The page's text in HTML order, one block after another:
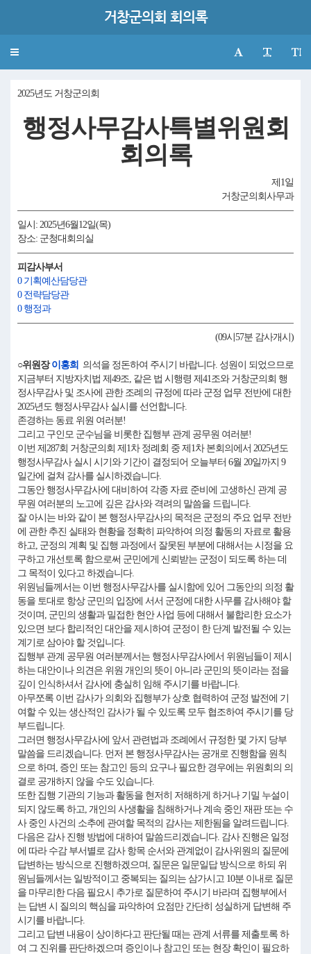
거창군의회 회의록
Toggle
2025년도 거창군의회
행정사무감사특별위원회
회의록
제1일
거창군의회사무과
일시: 2025년6월12일(목)
장소: 군청대회의실
피감사부서
0 기획예산담당관
0 전략담당관
0 행정과
(09시57분 감사개시)
○위원장이홍희 의석을 정돈하여 주시기 바랍니다. 성원이 되었으므로
지금부터 지방자치법 제49조, 같은 법 시행령 제41조와 거창군의회 행
정사무감사 및 조사에 관한 조례의 규정에 따라 군정 업무 전반에 대한
2025년도 행정사무감사 실시를 선언합니다.
존경하는 동료 위원 여러분!
그리고 구인모 군수님을 비롯한 집행부 관계 공무원 여러분!
이번 제287회 거창군의회 제1차 정례회 중 제1차 본회의에서 2025년도
행정사무감사 실시 시기와 기간이 결정되어 오늘부터 6월 20일까지 9
일간에 걸쳐 감사를 실시하겠습니다.
그동안 행정사무감사에 대비하여 각종 자료 준비에 고생하신 관계 공
무원 여러분의 노고에 깊은 감사와 격려의 말씀을 드립니다.
잘 아시는 바와 같이 본 행정사무감사의 목적은 군정의 주요 업무 전반
에 관한 추진 실태와 현황을 정확히 파악하여 의정 활동의 자료로 활용
하고, 군정의 계획 및 집행 과정에서 잘못된 부분에 대해서는 시정을 요
구하고 개선토록 함으로써 군민에게 신뢰받는 군정이 되도록 하는 데
그 목적이 있다고 하겠습니다.
위원님들께서는 이번 행정사무감사를 실시함에 있어 그동안의 의정 활
동을 토대로 항상 군민의 입장에 서서 군정에 대한 사무를 감사해야 할
것이며, 군민의 생활과 밀접한 현안 사업 등에 대해서 불합리한 요소가
있으면 보다 합리적인 대안을 제시하여 군정이 한 단계 발전될 수 있는
계기로 삼아야 할 것입니다.
집행부 관계 공무원 여러분께서는 행정사무감사에서 위원님들이 제시
하는 대안이나 의견은 위원 개인의 뜻이 아니라 군민의 뜻이라는 점을
깊이 인식하셔서 감사에 충실히 임해 주시기를 바랍니다.
아무쪼록 이번 감사가 의회와 집행부가 상호 협력하여 군정 발전에 기
여할 수 있는 생산적인 감사가 될 수 있도록 모두 협조하여 주시기를 당
부드립니다.
그러면 행정사무감사에 앞서 관련법과 조례에서 규정한 몇 가지 당부
말씀을 드리겠습니다. 먼저 본 행정사무감사는 공개로 진행함을 원칙
으로 하며, 증인 또는 참고인 등의 요구나 필요한 경우에는 위원회의 의
결로 공개하지 않을 수도 있습니다.
또한 집행 기관의 기능과 활동을 현저히 저해하게 하거나 기밀 누설이
되지 않도록 하고, 개인의 사생활을 침해하거나 계속 중인 재판 또는 수
사 중인 사건의 소추에 관여할 목적의 감사는 제한됨을 알려드립니다.
다음은 감사 진행 방법에 대하여 말씀드리겠습니다. 감사 진행은 일정
에 따라 수감 부서별로 감사 항목 순서와 관계없이 감사위원의 질문에
답변하는 방식으로 진행하겠으며, 질문은 일문일답 방식으로 하되 위
원님들께서는 일방적이고 중복되는 질의는 삼가시고 10분 이내로 질문
을 마무리한 다음 필요시 추가로 질문하여 주시기 바라며 집행부에서
는 답변 시 질의의 핵심을 파악하여 요점만 간단히 성실하게 답변해 주
시기를 바랍니다.
그리고 답변 내용이 상이하다고 판단될 때는 관계 서류를 제출토록 하
여 그 진위를 판단하겠으며 증인이나 참고인 또는 현장 확인이 필요하